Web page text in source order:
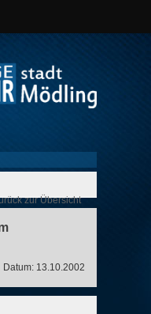
zur Übersicht
Datum: 13.10.2002